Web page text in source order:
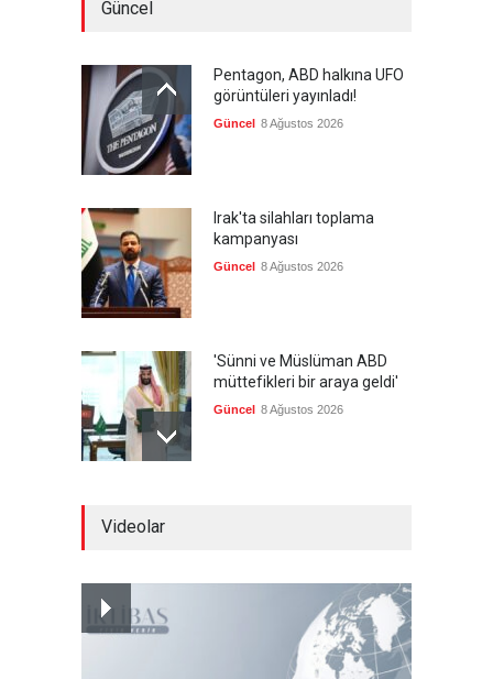
Güncel
Pentagon, ABD halkına UFO
görüntüleri yayınladı!
Güncel 8 Ağustos 2026
Irak'ta silahları toplama
kampanyası
Güncel 8 Ağustos 2026
'Sünni ve Müslüman ABD
müttefikleri bir araya geldi'
Güncel 8 Ağustos 2026
İran: Umman ile
mutabakatın genel
Videolar